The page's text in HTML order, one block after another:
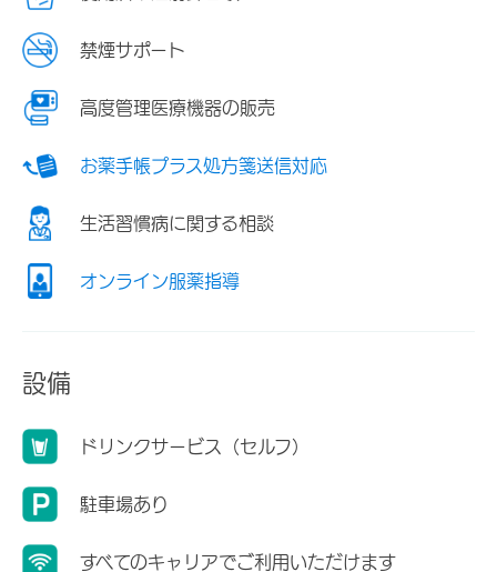
禁煙サポート
高度管理医療機器の販売
お薬手帳プラス処方箋送信対応
生活習慣病に関する相談
オンライン服薬指導
設備
ドリンクサービス（セルフ）
駐車場あり
すべてのキャリアでご利用いただけます